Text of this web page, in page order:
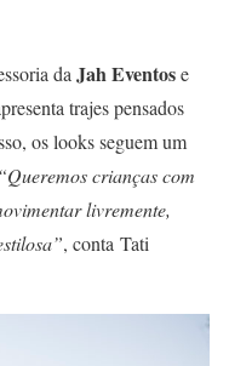
da Jah Eventose
trajes pensados
os looks seguem um
“Queremos crianças com
livremente,
, conta Tati